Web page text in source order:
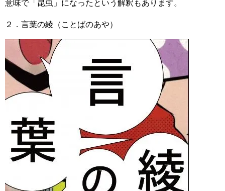
意味で「昆虫」になったという解釈もあります。
２．言葉の綾（ことばのあや）